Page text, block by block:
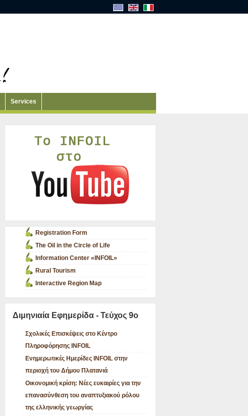
Services
Registration Form
The Oil in the Circle of Life
Information Center «INFOIL»
Rural Tourism
Interactive Region Map
Διμηνιαία Εφημερίδα - Τεύχος 9ο
Σχολικές Επισκέψεις στο Κέντρο
Πληροφόρησης INFOIL
Ενημερωτικές Ημερίδες INFOIL στην
περιοχή του Δήμου Πλατανιά
Οικονομική κρίση: Νέες ευκαιρίες για την
επανασύνθεση του αναπτυξιακού ρόλου
της ελληνικής γεωργίας